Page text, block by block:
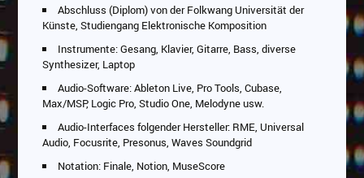
Abschluss (Diplom) von der Folkwang Universität der
Künste, Studiengang Elektronische Komposition
Instrumente: Gesang, Klavier, Gitarre, Bass, diverse
Synthesizer, Laptop
Audio-Software: Ableton Live, Pro Tools, Cubase,
Max/MSP, Logic Pro, Studio One, Melodyne usw.
Audio-Interfaces folgender Hersteller: RME, Universal
Audio, Focusrite, Presonus, Waves Soundgrid
Notation: Finale, Notion, MuseScore